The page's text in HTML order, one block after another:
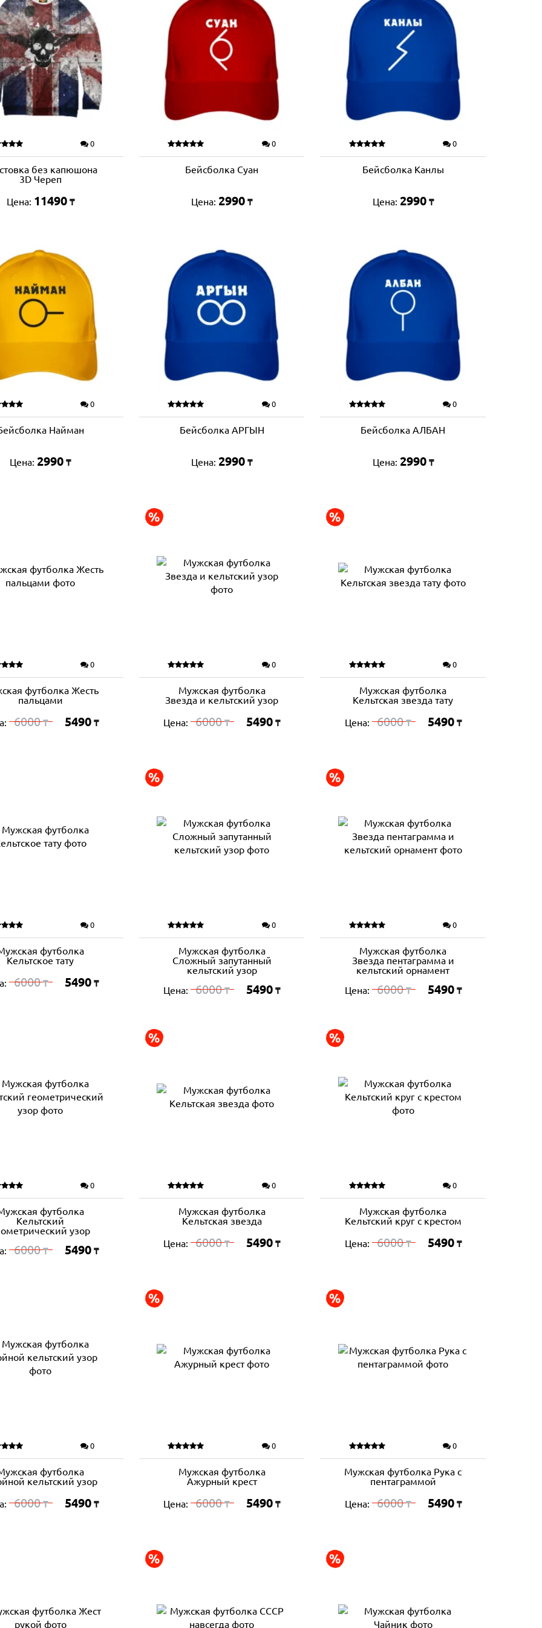
0
без капюшона
3D Череп
Цена: 11490 ₸
0
Бейсболка Суан
Цена: 2990 ₸
0
Бейсболка Канлы
Цена: 2990 ₸
0
Найман
Цена: 2990 ₸
0
Бейсболка АРГЫН
Цена: 2990 ₸
0
Бейсболка АЛБАН
Цена: 2990 ₸
0
футболка Жесть
пальцами
6000₸ 5490 ₸
0
Мужская футболка
Звезда и кельтский узор
Цена: 6000₸ 5490 ₸
0
Мужская футболка
Кельтская звезда тату
Цена: 6000₸ 5490 ₸
0
футболка
Кельтское тату
6000₸ 5490 ₸
0
Мужская футболка
Сложный запутанный
кельтский узор
Цена: 6000₸ 5490 ₸
0
Мужская футболка
Звезда пентаграмма и
кельтский орнамент
Цена:
6000₸ 5490 ₸
0
футболка
Кельтский
узор
6000₸ 5490 ₸
0
Мужская футболка
Кельтская звезда
Цена: 6000₸ 5490 ₸
0
Мужская футболка
Кельтский круг с крестом
Цена: 6000₸ 5490 ₸
0
футболка
кельтский узор
6000₸ 5490 ₸
0
Мужская футболка
Ажурный крест
Цена: 6000₸ 5490 ₸
0
Мужская футболка Рука с
пентаграммой
Цена: 6000₸ 5490 ₸